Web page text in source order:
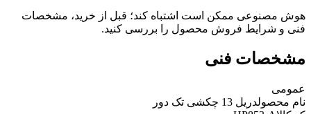
هوش مصنوعی ممکن است اشتباه کند؛ قبل از خرید، مشخصات
فنی و شرایط فروش محصول را بررسی کنید.
مشخصات فنی
عمومی
نام محصولدریل 13 چکشی تک دور